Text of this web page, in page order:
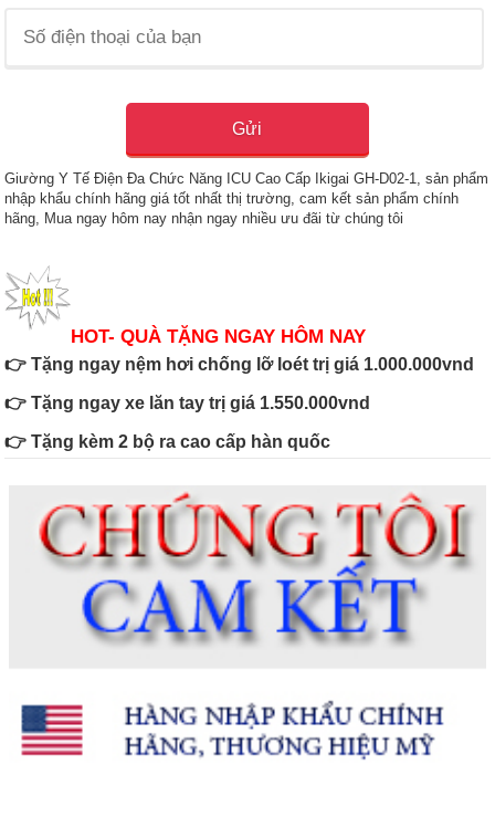
Giường Y Tế Điện Đa Chức Năng ICU Cao Cấp Ikigai GH-D02-1, sản phẩm
nhập khẩu chính hãng giá tốt nhất thị trường, cam kết sản phẩm chính
hãng, Mua ngay hôm nay nhận ngay nhiều ưu đãi từ chúng tôi
HOT- QUÀ TẶNG NGAY HÔM NAY
👉 Tặng ngay nệm hơi chống lỡ loét trị giá 1.000.000vnd
👉 Tặng ngay xe lăn tay trị giá 1.550.000vnd
👉 Tặng kèm 2 bộ ra cao cấp hàn quốc